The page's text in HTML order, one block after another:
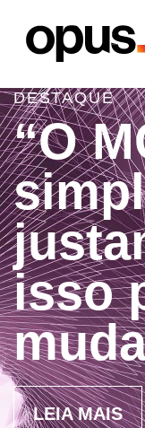
DESTAQUE
“O
isso
LEIA MAIS